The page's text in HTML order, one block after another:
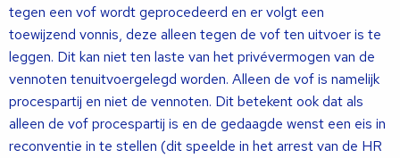
tegen een vof wordt geprocedeerd en er volgt een
toewijzend vonnis, deze alleen tegen de vof ten uitvoer is te
leggen. Dit kan niet ten laste van het privévermogen van de
vennoten tenuitvoergelegd worden. Alleen de vof is namelijk
procespartij en niet de vennoten. Dit betekent ook dat als
alleen de vof procespartij is en de gedaagde wenst een eis in
reconventie in te stellen (dit speelde in het arrest van de HR